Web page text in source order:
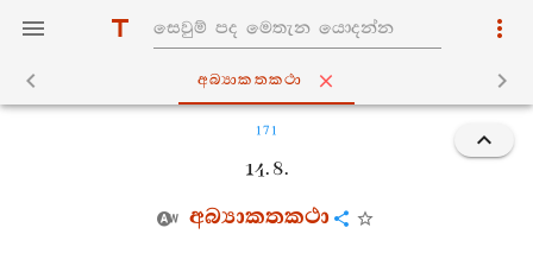
අබ්‍යාකතකථා
171
14. 8.
අබ්‍යාකතකථා